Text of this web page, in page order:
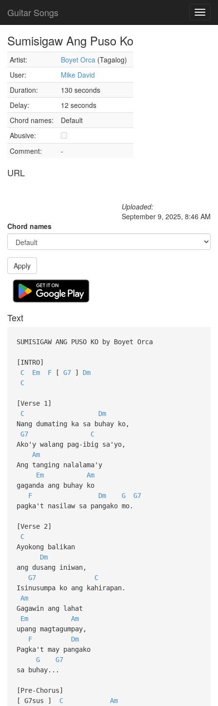
Guitar Songs
Sumisigaw Ang Puso Ko
Artist: Boyet Orca (Tagalog)
User:
Mike David
Duration:
130 seconds
Delay:
12 seconds
Chord names:
Default
Abusive:
Comment:
-
URL
Uploaded:
September 9, 2025, 8:46 AM
Chord names
Apply
Text
SUMISIGAW ANG PUSO KO by Boyet Orca
[INTRO]
C
Em F[ G7] Dm
C
[Verse 1]
C
Dm
Nang dumating ka sa buhay ko,
G7
C
Ako'y walang pag-ibig sa'yo,
Am
Ang tanging nalalama'y
Em
Am
gaganda ang buhay ko
F
Dm G
G7
pagka't nasilaw sa pangako mo.
[Verse 2]
C
Ayokong balikan
Dm
ang dusang iniwan,
G7
C
Isinusumpa ko ang kahirapan.
Am
Gagawin ang lahat
Em
Am
upang magtagumpay,
F
Dm
Pagka't may pangako
G
G7
sa buhay...
[Pre-Chorus]
[ G7sus ] C
Am